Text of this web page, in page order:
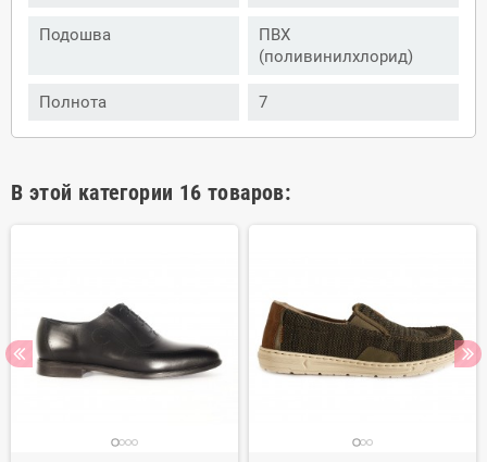
Подошва
ПВХ
(поливинилхлорид)
Полнота 7
В этой категории 16 товаров: